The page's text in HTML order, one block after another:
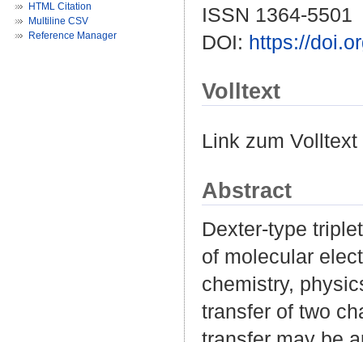
HTML Citation
Multiline CSV
Reference Manager
ISSN 1364-5501
DOI: https://
Volltext
Link zum
Abstract
Dexter-type
of molecular
chemistry,
transfer of two